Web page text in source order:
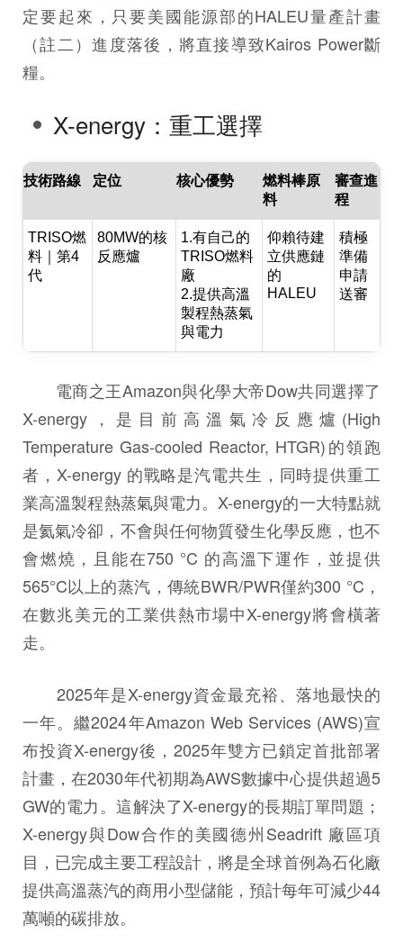
定要起來，只要美國能源部的HALEU量產計畫
（註二）進度落後，將直接導致Kairos Power斷
糧。
X-energy：重工選擇
技術路線 定位 核心優勢
燃料棒原
料
審查進
程
TRISO燃
料｜第4
代
80MW的核
反應爐
1.有自己的
TRISO燃料
廠
2.提供高溫
製程熱蒸氣
與電力
仰賴待建
立供應鏈
的
HALEU
積極
準備
申請
送審
電商之王Amazon與化學大帝Dow共同選擇了
X-energy，是目前高溫氣冷反應爐(High
Temperature Gas-cooled Reactor, HTGR)的領跑
者，X-energy 的戰略是汽電共生，同時提供重工
業高溫製程熱蒸氣與電力。X-energy的一大特點就
是氦氣冷卻，不會與任何物質發生化學反應，也不
會燃燒，且能在750 °C 的高溫下運作，並提供
565°C以上的蒸汽，傳統BWR/PWR僅約300 °C，
在數兆美元的工業供熱市場中X-energy將會橫著
走。
2025年是X-energy資金最充裕、落地最快的
一年。繼2024年Amazon Web Services (AWS)宣
布投資X-energy後，2025年雙方已鎖定首批部署
計畫，在2030年代初期為AWS數據中心提供超過5
GW的電力。這解決了X-energy的長期訂單問題；
X-energy與Dow合作的美國德州Seadrift 廠區項
目，已完成主要工程設計，將是全球首例為石化廠
提供高溫蒸汽的商用小型儲能，預計每年可減少44
萬噸的碳排放。